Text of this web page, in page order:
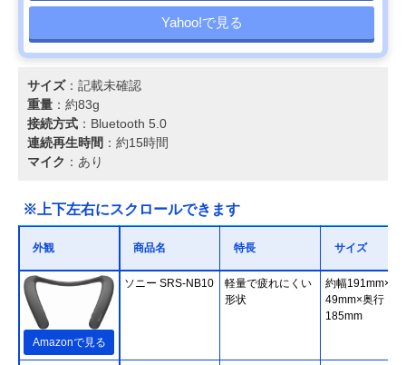
Yahoo!で見る
サイズ：記載未確認
重量 ：約83g
接続方式 ：Bluetooth 5.0
連続再生時間 ：約15時間
マイク ：あり
※上下左右にスクロールできます
外観 商品名 特長 サイズ
Amazonで見る
ソニー SRS-NB10
軽量で疲れにくい
形状
約幅191mm×高
49mm×奥行
185mm